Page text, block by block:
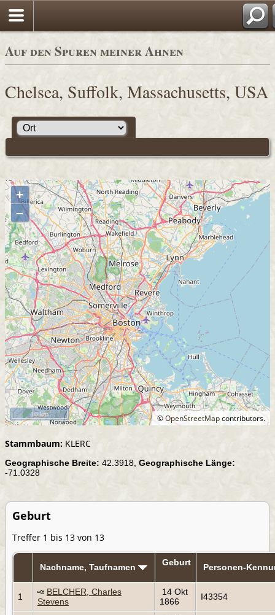
Auf den Spuren meiner Ahnen
Chelsea, Suffolk, Massachusetts, USA
+
–
©OpenStreetMapcontributors.
10 km
Stammbaum: KLERC
Geographische Breite: 42.3918, Geographische Länge:
-71.0328
Geburt
Treffer 1 bis 13 von 13
Nachname, Taufnamen Geburt Personen-
1
BELCHER, Charles
Stevens
14 Okt
1866
I43354